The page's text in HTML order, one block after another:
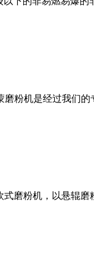
粉机是经过我们
磨粉机，以悬辊磨